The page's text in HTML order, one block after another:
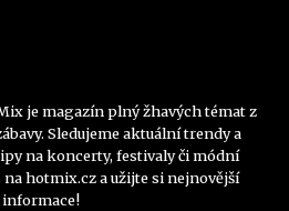
je magazín plný žhavých témat z
Sledujeme aktuální trendy a
na koncerty, festivaly či módní
hotmix.cz a užijte si nejnovější
informace!